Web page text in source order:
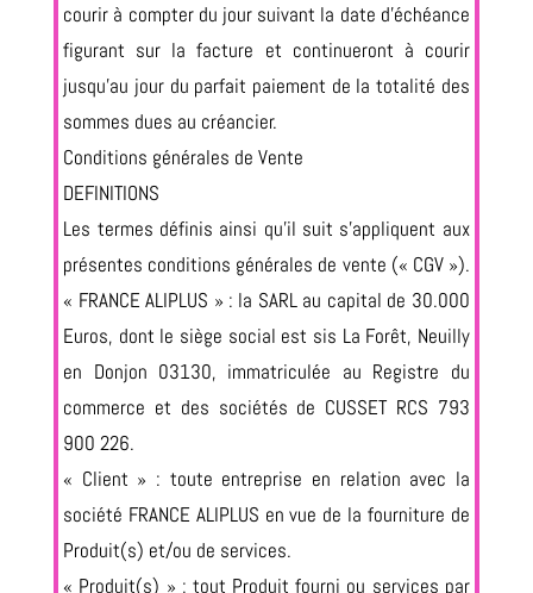
courir à compter du jour suivant la date d’échéance
figurant sur la facture et continueront à courir
jusqu’au jour du parfait paiement de la totalité des
sommes dues au créancier.
Conditions générales de Vente
DEFINITIONS
Les termes définis ainsi qu’il suit s’appliquent aux
présentes conditions générales de vente (« CGV »).
« FRANCE ALIPLUS » : la SARL au capital de 30.000
Euros, dont le siège social est sis La Forêt, Neuilly
en Donjon 03130, immatriculée au Registre du
commerce et des sociétés de CUSSET RCS 793
900 226.
« Client » : toute entreprise en relation avec la
société FRANCE ALIPLUS en vue de la fourniture de
Produit(s) et/ou de services.
« Produit(s) » : tout Produit fourni ou services par